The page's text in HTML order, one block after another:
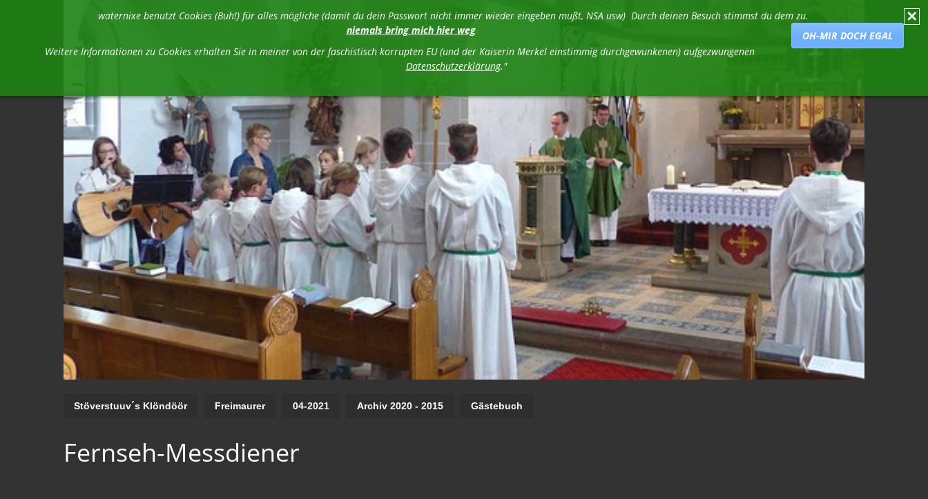
✕
waternixe benutzt Cookies (Buh!) für alles mögliche (damit du dein Passwort nicht immer wieder eingeben mußt, NSA usw) Durch deinen Besuch stimmst du dem zu.
OH-MIR DOCH EGAL
niemals bring mich hier weg
Weitere Informationen zu Cookies erhalten Sie in meiner von der faschistisch korrupten EU (und der Kaiserin Merkel einstimmig durchgewunkenen) aufgezwungenen
Datenschutzerklärung."
Stöverstuuv´s Klöndöör Freimaurer 04-2021 Archiv 2020 - 2015 Gästebuch
Fernseh-Messdiener